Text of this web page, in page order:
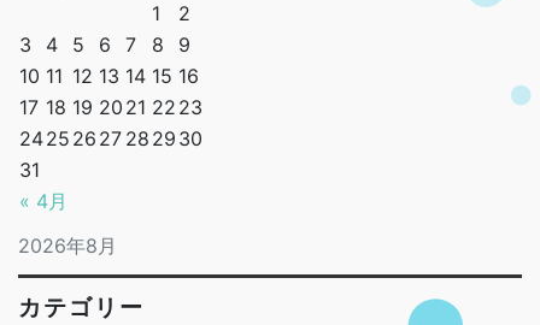
2026年8月
« 4月
1
2
3
4 5 6 7 8
9
10 11 12 13 14 15 16
17 18 19 20 21 22 23
2425 26 27 28 29 30
31
カテゴリー